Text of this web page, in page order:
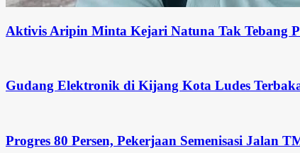
Aktivis Aripin Minta Kejari Natuna Tak Tebang
Gudang Elektronik di Kijang Kota Ludes
Progres 80 Persen, Pekerjaan Semenisasi Jalan